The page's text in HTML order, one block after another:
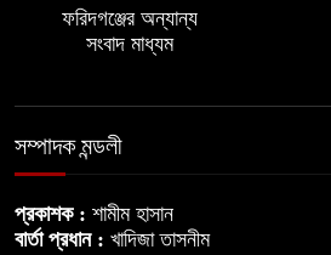
ফরিদগঞ্জের অন্যান্য
সংবাদ মাধ্যম
সম্পাদক মন্ডলী
প্রকাশক : শামীম হাসান
বার্তা প্রধান : খাদিজা তাসনীম